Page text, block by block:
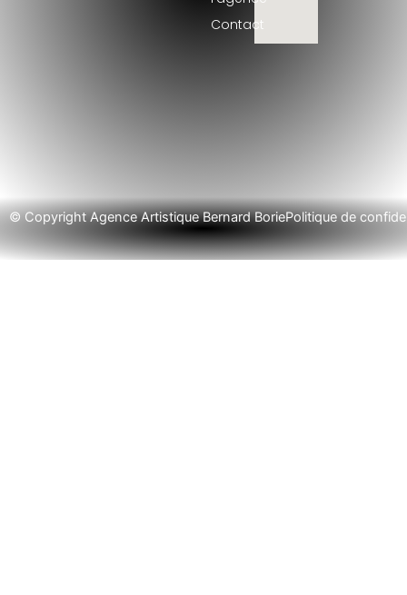
Contact
© Copyright Agence Artistique Bernard BoriePolitique de